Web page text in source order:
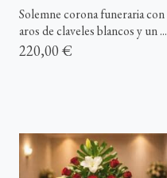
Solemne corona funeraria con
aros de claveles blancos y un ...
220,00 €